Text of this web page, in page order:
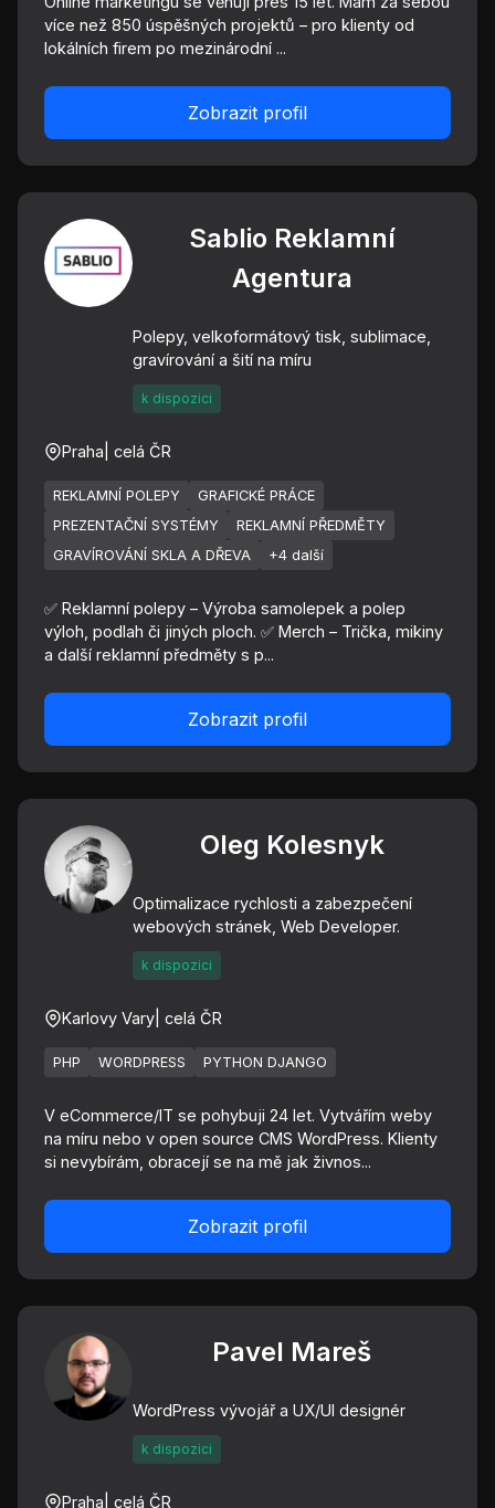
více než 850 úspěšných projektů – pro klienty od
lokálních firem po mezinárodní ...
Zobrazit profil
Sablio Reklamní
Agentura
Polepy, velkoformátový tisk, sublimace,
gravírování a šití na míru
k dispozici
Praha | celá ČR
REKLAMNÍ POLEPY
GRAFICKÉ PRÁCE
PREZENTAČNÍ SYSTÉMY
REKLAMNÍ PŘEDMĚTY
GRAVÍROVÁNÍ SKLA A DŘEVA
+4 další
✅ Reklamní polepy – Výroba samolepek a polep
výloh, podlah či jiných ploch. ✅ Merch – Trička, mikiny
a další reklamní předměty s p...
Zobrazit profil
Oleg Kolesnyk
Optimalizace rychlosti a zabezpečení
webových stránek, Web Developer.
k dispozici
Karlovy Vary | celá ČR
PHP WORDPRESS PYTHON DJANGO
V eCommerce/IT se pohybuji 24 let. Vytvářím weby
na míru nebo v open source CMS WordPress. Klienty
si nevybírám, obracejí se na mě jak živnos...
Zobrazit profil
Pavel Mareš
WordPress vývojář a UX/UI designér
k dispozici
Praha | celá ČR